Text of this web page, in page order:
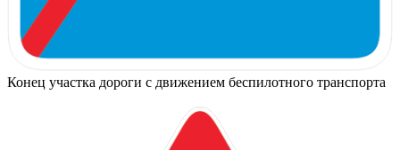
Конец участка дороги с движением беспилотного транспорта